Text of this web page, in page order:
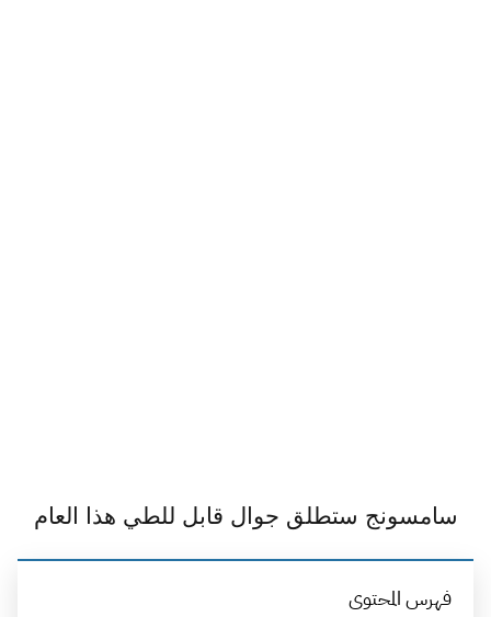
سامسونج ستطلق جوال قابل للطي هذا العام
فهرس المحتوى